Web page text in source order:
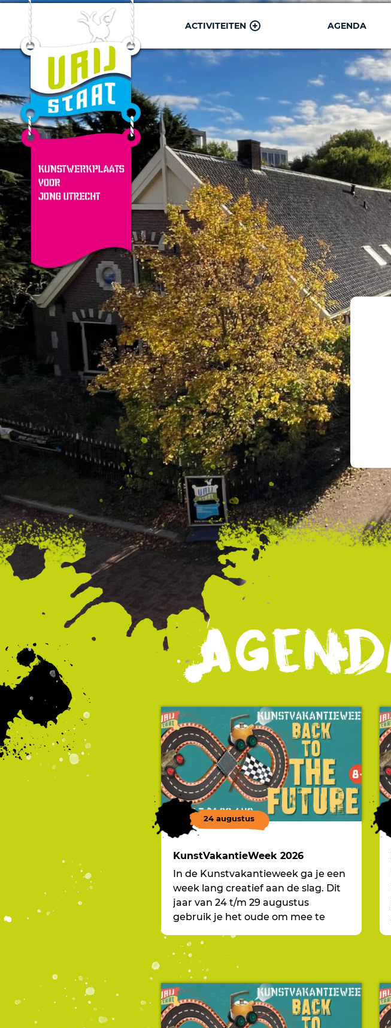
ACTIVITEITEN AGENDA
24 augustus
KunstVakantieWeek 2026
In de Kunstvakantieweek ga je een
week lang creatief aan de slag. Dit
jaar van 24 t/m 29 augustus
gebruik je het oude om mee te
the Future!